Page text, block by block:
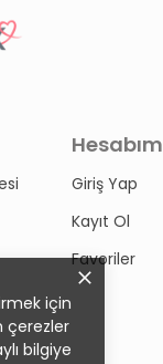
için
çerezler
bilgiye
Hesabım
Giriş Yap
Kayıt Ol
Favoriler